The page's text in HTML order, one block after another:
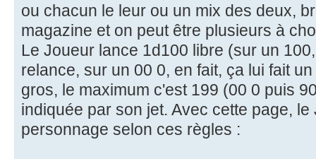
ou chacun le leur ou un mix des deux,
magazine et on peut être plusieurs à
Le Joueur lance 1d100 libre (sur un
relance, sur un 00 0, en fait, ça lui fait
gros, le maximum c'est 199 (00 0 puis
indiquée par son jet. Avec cette page,
personnage selon ces règles :